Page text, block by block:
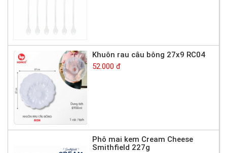
Khuôn rau câu bông 27x9 RC04
52.000 đ
Phô mai kem Cream Cheese
Smithfield 227g